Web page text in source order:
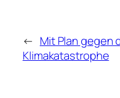
← Mit Plan gegen
Klimakatastrophe